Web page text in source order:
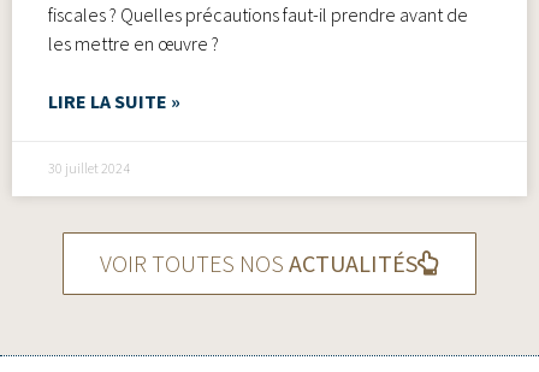
fiscales ? Quelles précautions faut-il prendre avant de
les mettre en œuvre ?
LIRE LA SUITE »
30 juillet 2024
VOIR TOUTES NOS ACTUALITÉS